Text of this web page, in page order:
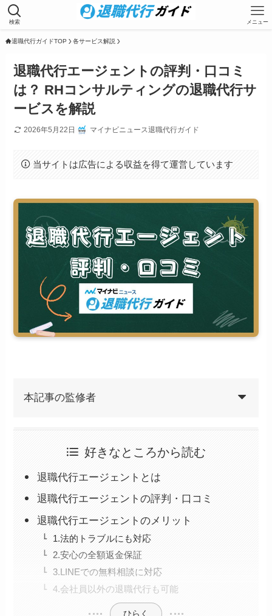
検索 メニュー
退職代行ガイドTOP 各サービス解説
退職代行エージェントの評判・口コミ
は？ RHコンサルティングの退職代行サ
ービスを解説
2026年5月22日 マイナビニュース退職代行ガイド
当サイトは広告による収益を得て運営しています
本記事の監修者
好きなところから読む
退職代行エージェントとは
退職代行エージェントの評判・口コミ
退職代行エージェントのメリット
1.法的トラブルにも対応
2.安心の全額返金保証
3.LINEでの無料相談に対応
4.会社員以外の退職代行も可能
ひらく